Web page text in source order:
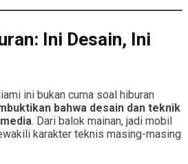
Ini Desain, Ini
ini bukan cuma soal hiburan
bahwa desain dan teknik
. Dari balok mainan, jadi mobil
karakter teknis masing-masing